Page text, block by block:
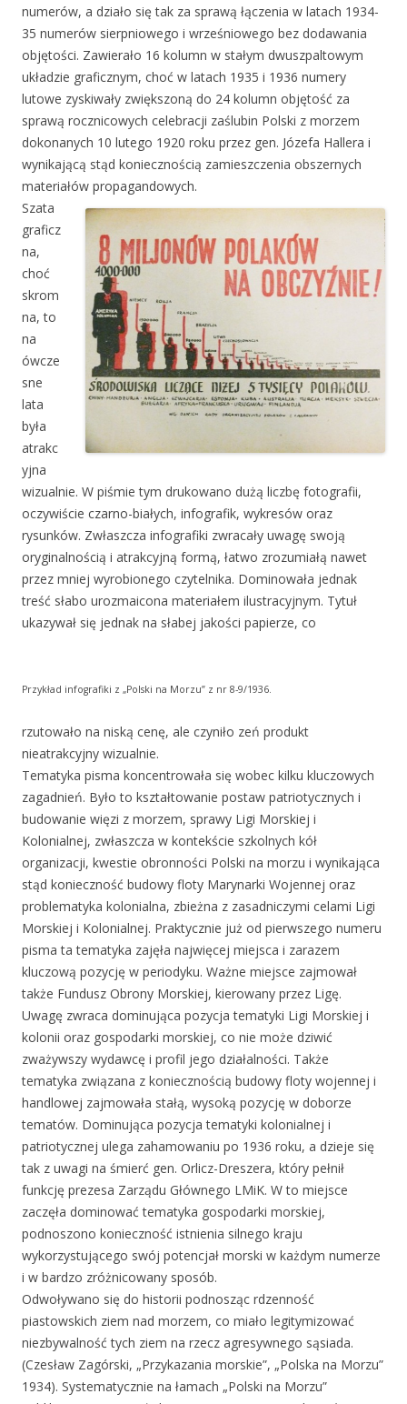
numerów, a działo się tak za sprawą łączenia w latach 1934-
35 numerów sierpniowego i wrześniowego bez dodawania
objętości. Zawierało 16 kolumn w stałym dwuszpaltowym
układzie graficznym, choć w latach 1935 i 1936 numery
lutowe zyskiwały zwiększoną do 24 kolumn objętość za
sprawą rocznicowych celebracji zaślubin Polski z morzem
dokonanych 10 lutego 1920 roku przez gen. Józefa Hallera i
wynikającą stąd koniecznością zamieszczenia obszernych
materiałów propagandowych.
Szata
graficz
na,
choć
skrom
na, to
na
ówcze
sne
lata
była
atrakc
yjna
wizualnie. W piśmie tym drukowano dużą liczbę fotografii,
oczywiście czarno-białych, infografik, wykresów oraz
rysunków. Zwłaszcza infografiki zwracały uwagę swoją
oryginalnością i atrakcyjną formą, łatwo zrozumiałą nawet
przez mniej wyrobionego czytelnika. Dominowała jednak
treść słabo urozmaicona materiałem ilustracyjnym. Tytuł
ukazywał się jednak na słabej jakości papierze, co
Przykład infografiki z „Polski na Morzu” z nr 8-9/1936.
rzutowało na niską cenę, ale czyniło zeń produkt
nieatrakcyjny wizualnie.
Tematyka pisma koncentrowała się wobec kilku kluczowych
zagadnień. Było to kształtowanie postaw patriotycznych i
budowanie więzi z morzem, sprawy Ligi Morskiej i
Kolonialnej, zwłaszcza w kontekście szkolnych kół
organizacji, kwestie obronności Polski na morzu i wynikająca
stąd konieczność budowy floty Marynarki Wojennej oraz
problematyka kolonialna, zbieżna z zasadniczymi celami Ligi
Morskiej i Kolonialnej. Praktycznie już od pierwszego numeru
pisma ta tematyka zajęła najwięcej miejsca i zarazem
kluczową pozycję w periodyku. Ważne miejsce zajmował
także Fundusz Obrony Morskiej, kierowany przez Ligę.
Uwagę zwraca dominująca pozycja tematyki Ligi Morskiej i
kolonii oraz gospodarki morskiej, co nie może dziwić
zważywszy wydawcę i profil jego działalności. Także
tematyka związana z koniecznością budowy floty wojennej i
handlowej zajmowała stałą, wysoką pozycję w doborze
tematów. Dominująca pozycja tematyki kolonialnej i
patriotycznej ulega zahamowaniu po 1936 roku, a dzieje się
tak z uwagi na śmierć gen. Orlicz-Dreszera, który pełnił
funkcję prezesa Zarządu Głównego LMiK. W to miejsce
zaczęła dominować tematyka gospodarki morskiej,
podnoszono konieczność istnienia silnego kraju
wykorzystującego swój potencjał morski w każdym numerze
i w bardzo zróżnicowany sposób.
Odwoływano się do historii podnosząc rdzenność
piastowskich ziem nad morzem, co miało legitymizować
niezbywalność tych ziem na rzecz agresywnego sąsiada.
(Czesław Zagórski, „Przykazania morskie”, „Polska na Morzu”
1934). Systematycznie na łamach „Polski na Morzu”